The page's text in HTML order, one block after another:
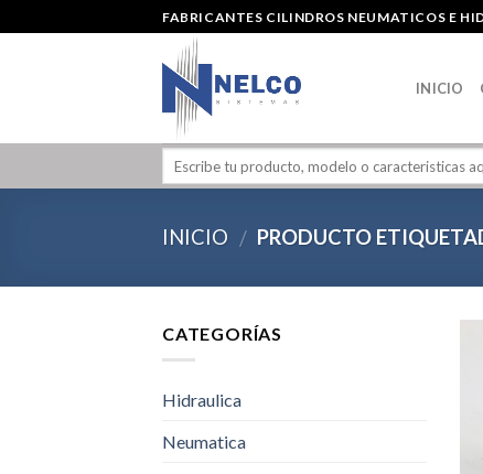
FABRICANTES CILINDROS NEUMATICOS E
INICIO
INICIO / PRODUCTO
CATEGORÍAS
Hidraulica
Neumatica